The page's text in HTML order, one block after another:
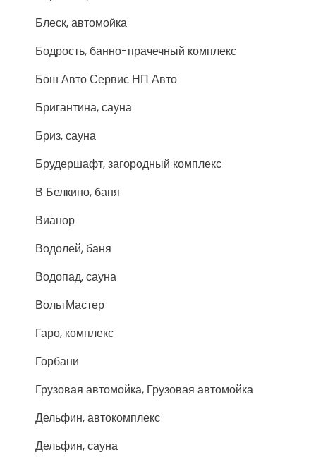
Блеск, автомойка
Бодрость, банно-прачечный комплекс
Бош Авто Сервис НП Авто
Бригантина, сауна
Бриз, сауна
Брудершафт, загородный комплекс
В Белкино, баня
Вианор
Водолей, баня
Водопад, сауна
ВольтМастер
Гаро, комплекс
Горбани
Грузовая автомойка, Грузовая автомойка
Дельфин, автокомплекс
Дельфин, сауна